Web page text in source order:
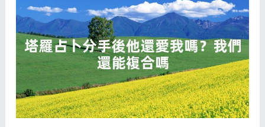
白羊座 水瓶座 摩羯座 射手座
算命
八字命理 八字合婚 運勢測算